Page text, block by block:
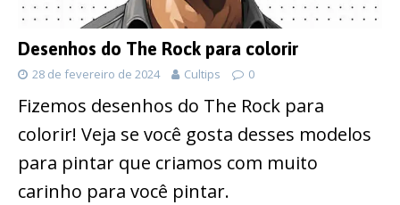
Desenhos do The Rock para colorir
28 de fevereiro de 2024 Cultips 0
Fizemos desenhos do The Rock para
colorir! Veja se você gosta desses modelos
para pintar que criamos com muito
carinho para você pintar.